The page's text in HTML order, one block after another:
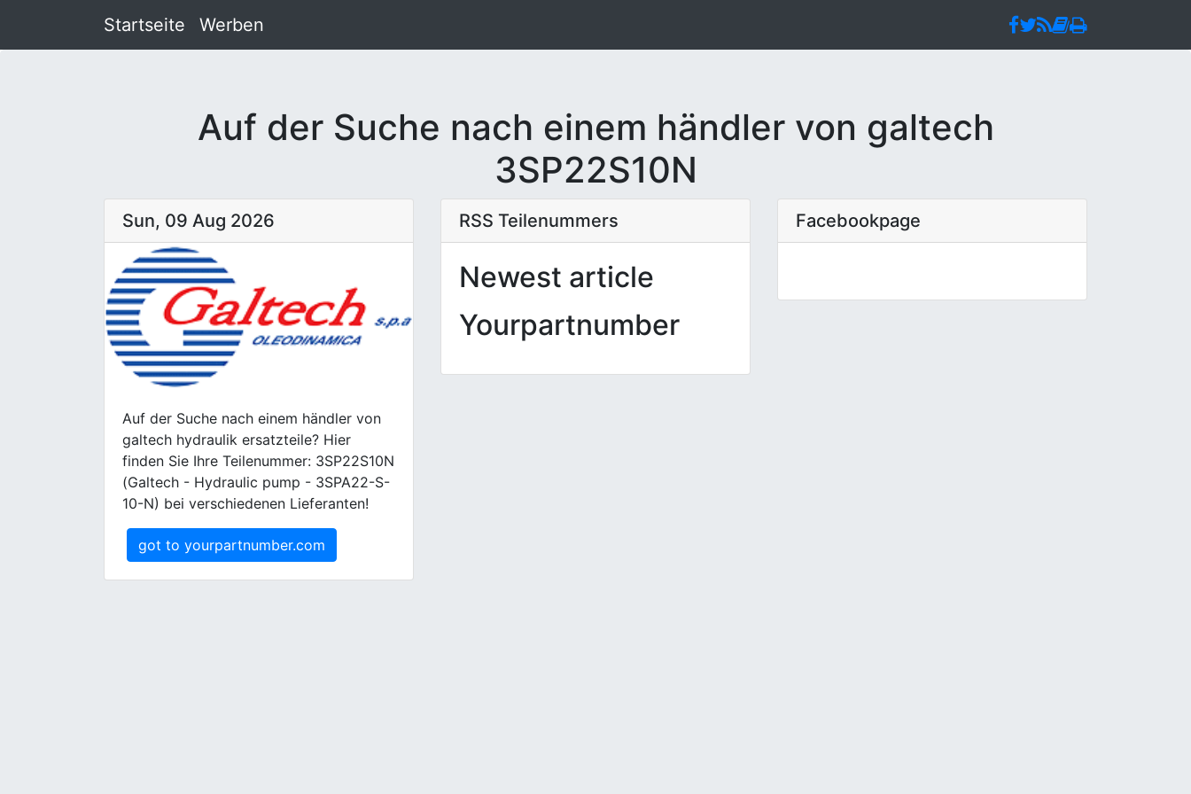
Startseite Werben
Auf der Suche nach einem händler von galtech
3SP22S10N
Sun, 09 Aug 2026
Auf der Suche nach einem händler von
galtech hydraulik ersatzteile? Hier
finden Sie Ihre Teilenummer: 3SP22S10N
(Galtech - Hydraulic pump - 3SPA22-S-
10-N) bei verschiedenen Lieferanten!
got to yourpartnumber.com
RSS Teilenummers
Newest article
Yourpartnumber
Facebookpage